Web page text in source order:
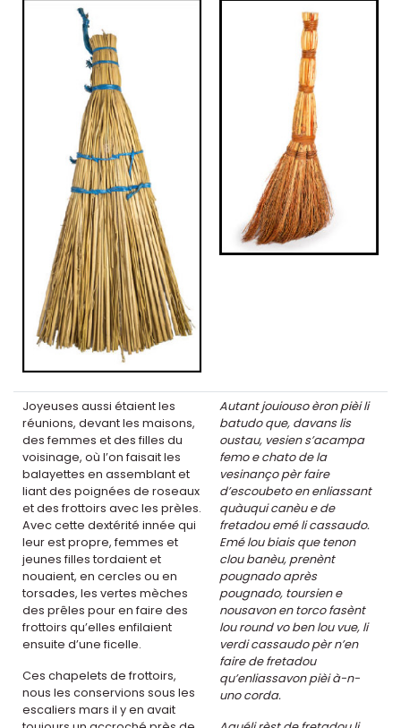
Joyeuses aussi étaient les
réunions, devant les maisons,
des femmes et des filles du
voisinage, où l’on faisait les
balayettes en assemblant et
liant des poignées de roseaux
et des frottoirs avec les prèles.
Avec cette dextérité innée qui
leur est propre, femmes et
jeunes filles tordaient et
nouaient, en cercles ou en
torsades, les vertes mèches
des prêles pour en faire des
frottoirs qu’elles enfilaient
ensuite d’une ficelle.
Ces chapelets de frottoirs,
nous les conservions sous les
escaliers mars il y en avait
Autant jouiouso èron pièi li
batudo que, davans lis
oustau, vesien s’acampa
femo e chato de la
vesinanço pèr faire
d’escoubeto en enliassant
quàuqui canèu e de
fretadou emé li cassaudo.
Emé lou biais que tenon
clou banèu, prenènt
pougnado après
pougnado, toursien e
nousavon en torco fasènt
lou round vo ben lou vue, li
verdi cassaudo pèr n’en
faire de fretadou
qu’enliassavon pièi à-n-
uno corda.